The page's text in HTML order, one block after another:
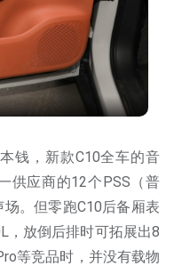
钱，新款C10全车的音
供应商的12个PSS（普
。但零跑C10后备厢表
，放倒后排时可拓展出8
等竞品时，并没有载物